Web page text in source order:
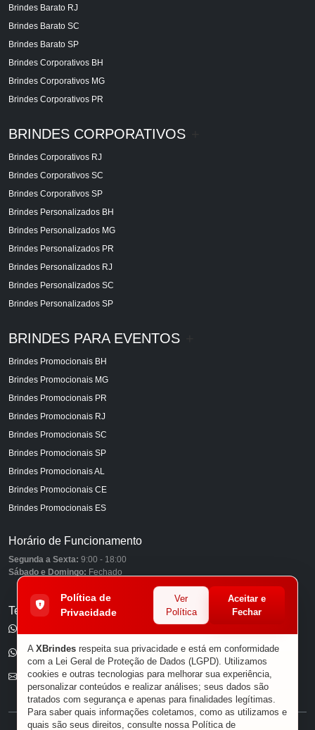
Brindes Barato RJ
Brindes Barato SC
Brindes Barato SP
Brindes Corporativos BH
Brindes Corporativos MG
Brindes Corporativos PR
BRINDES CORPORATIVOS
Brindes Corporativos RJ
Brindes Corporativos SC
Brindes Corporativos SP
Brindes Personalizados BH
Brindes Personalizados MG
Brindes Personalizados PR
Brindes Personalizados RJ
Brindes Personalizados SC
Brindes Personalizados SP
BRINDES PARA EVENTOS
Brindes Promocionais BH
Brindes Promocionais MG
Brindes Promocionais PR
Brindes Promocionais RJ
Brindes Promocionais SC
Brindes Promocionais SP
Brindes Promocionais AL
Brindes Promocionais CE
Brindes Promocionais ES
Horário de Funcionamento
Segunda a Sexta: 9:00 - 18:00
Sábado e Domingo: Fechado
Telefones
(11) 96585-7462
E-mail
Política de
Privacidade
Ver
Política
Aceitar e
Fechar
A XBrindes respeita sua privacidade e está em conformidade
com a Lei Geral de Proteção de Dados (LGPD). Utilizamos
cookies e outras tecnologias para melhorar sua experiência,
personalizar conteúdos e realizar análises; seus dados são
tratados com segurança e apenas para finalidades legítimas.
Para saber quais informações coletamos, como as utilizamos e
quais são seus direitos, consulte nossa Política de